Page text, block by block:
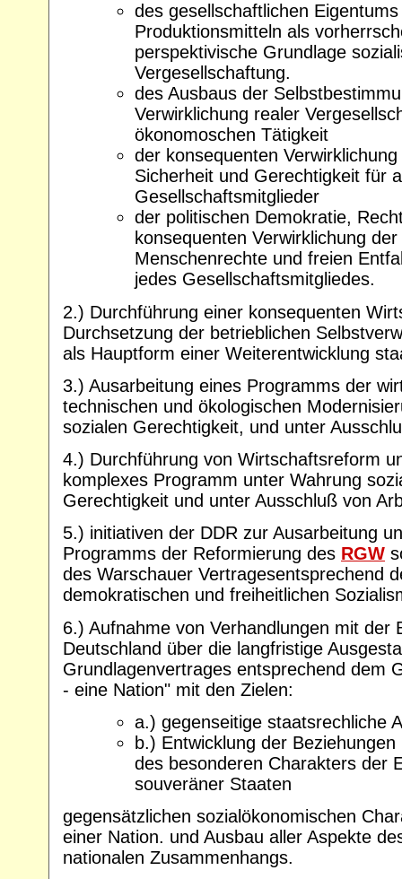
des gesellschaftlichen
Produktionsmitteln als
perspektivische Grundlage
Vergesellschaftung.
des Ausbaus der
Verwirklichung realer
ökonomoschen Tätigkeit
der konsequenten
Sicherheit und Gerechtigkeit für
Gesellschaftsmitglieder
der politischen Demokratie,
konsequenten Verwirklichung
Menschenrechte und freien
jedes Gesellschaftsmitgliedes.
2.) Durchführung einer konsequenten
Durchsetzung der betrieblichen
als Hauptform einer Weiterentwicklung
3.) Ausarbeitung eines Programms der
technischen und ökologischen
sozialen Gerechtigkeit, und unter
4.) Durchführung von Wirtschaftsreform
komplexes Programm unter Wahrung
Gerechtigkeit und unter Ausschluß von
5.) initiativen der DDR zur Ausarbeitung
Programms der Reformierung des RGW
des Warschauer Vertragesentsprechend
demokratischen und freiheitlichen
6.) Aufnahme von Verhandlungen mit der
Deutschland über die langfristige
Grundlagenvertrages entsprechend dem
- eine Nation" mit den Zielen:
a.) gegenseitige staatsrechliche
b.) Entwicklung der
des besonderen Charakters der
souveräner Staaten
gegensätzlichen sozialökonomischen
einer Nation. und Ausbau aller Aspekte
nationalen Zusammenhangs.